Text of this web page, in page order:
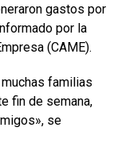
gastos por
por la
(CAME).
familias
fin de semana,
se